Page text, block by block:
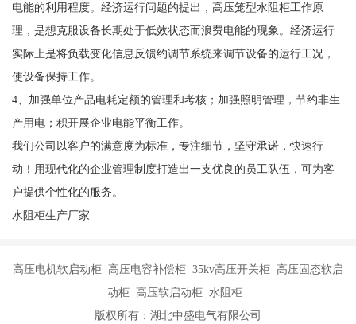
电能的利用程度。经济运行问题的提出，高压笼型水阻柜工作原
理，是想克服设备长期处于低效状态而浪费电能的现象。经济运行
实际上是将负载变化信息反馈约调节系统来调节设备的运行工况，
使设备保持工作。
4、加强单位产品电耗定额的管理和考核；加强照明管理，节约非生
产用电；积开展企业电能平衡工作。
我们公司以客户的满意度为标准，专注细节，坚守承诺，快速行
动！用现代化的企业管理制度打造出一支优良的员工队伍，可为客
户提供个性化的服务。
水阻柜生产厂家
高压电机软启动柜 高压电容补偿柜 35kv高压开关柜 高压固态软启
动柜 高压软启动柜 水阻柜
版权所有：湖北中盛电气有限公司